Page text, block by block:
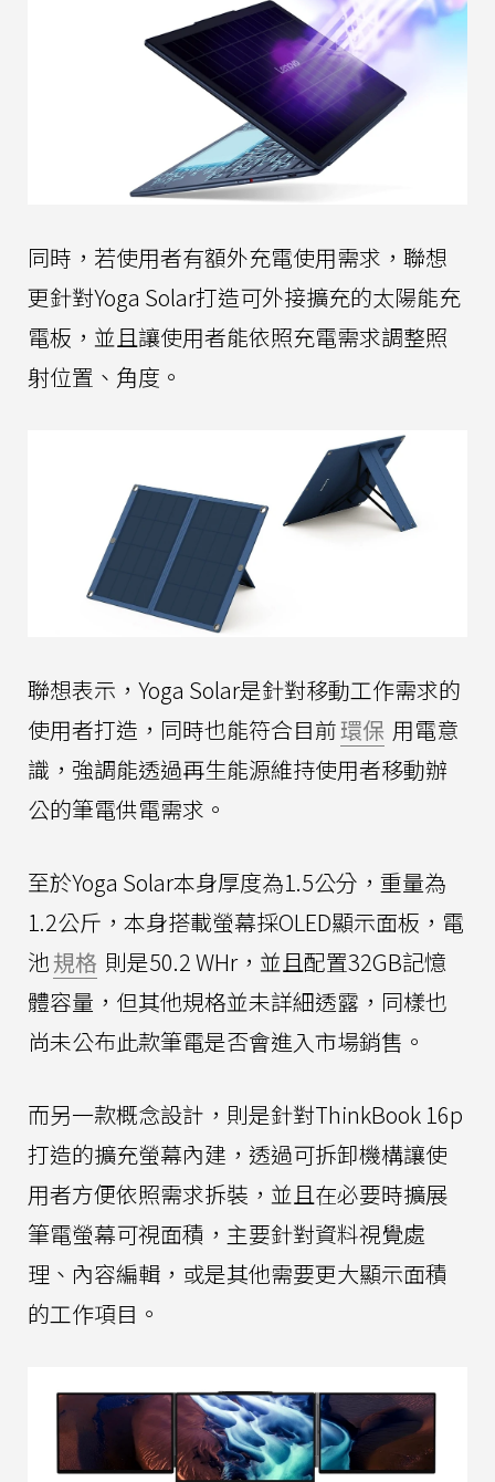
同時，若使用者有額外充電使用需求，聯想
更針對Yoga Solar打造可外接擴充的太陽能充
電板，並且讓使用者能依照充電需求調整照
射位置、角度。
聯想表示，Yoga Solar是針對移動工作需求的
使用者打造，同時也能符合目前環保 用電意
識，強調能透過再生能源維持使用者移動辦
公的筆電供電需求。
至於Yoga Solar本身厚度為1.5公分，重量為
1.2公斤，本身搭載螢幕採OLED顯示面板，電
池規格 則是50.2 WHr，並且配置32GB記憶
體容量，但其他規格並未詳細透露，同樣也
尚未公布此款筆電是否會進入市場銷售。
而另一款概念設計，則是針對ThinkBook 16p
打造的擴充螢幕內建，透過可拆卸機構讓使
用者方便依照需求拆裝，並且在必要時擴展
筆電螢幕可視面積，主要針對資料視覺處
理、內容編輯，或是其他需要更大顯示面積
的工作項目。